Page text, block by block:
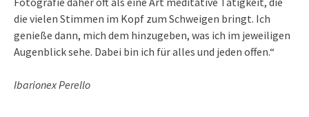
die vielen Stimmen im Kopf zum Schweigen bringt. Ich
genieße dann, mich dem hinzugeben, was ich im jeweiligen
Augenblick sehe. Dabei bin ich für alles und jeden offen.“
Ibarionex Perello